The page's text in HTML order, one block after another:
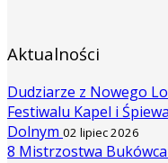
Aktualności
Dudziarze z Nowego
Festiwalu Kapel i
Dolnym 02 lipiec 2026
8 Mistrzostwa